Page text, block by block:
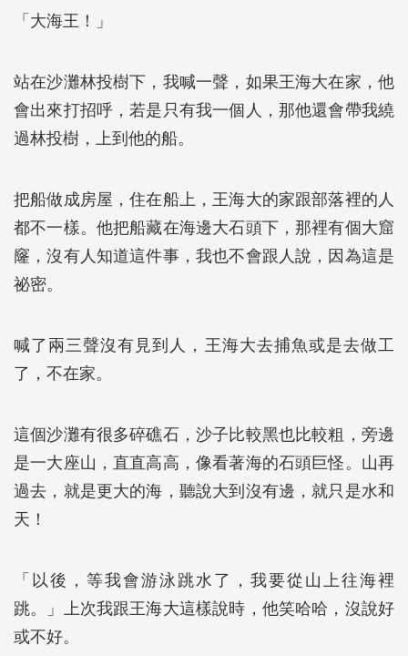
「大海王！」
站在沙灘林投樹下，我喊一聲，如果王海大在家，他
會出來打招呼，若是只有我一個人，那他還會帶我繞
過林投樹，上到他的船。
把船做成房屋，住在船上，王海大的家跟部落裡的人
都不一樣。他把船藏在海邊大石頭下，那裡有個大窟
窿，沒有人知道這件事，我也不會跟人說，因為這是
祕密。
喊了兩三聲沒有見到人，王海大去捕魚或是去做工
了，不在家。
這個沙灘有很多碎礁石，沙子比較黑也比較粗，旁邊
是一大座山，直直高高，像看著海的石頭巨怪。山再
過去，就是更大的海，聽說大到沒有邊，就只是水和
天！
「以後，等我會游泳跳水了，我要從山上往海裡
跳。」上次我跟王海大這樣說時，他笑哈哈，沒說好
或不好。